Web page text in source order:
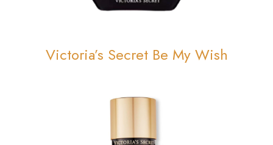
Victoria’s Secret Be My Wish